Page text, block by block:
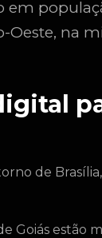
em
Oeste, na
de
Goiás estão